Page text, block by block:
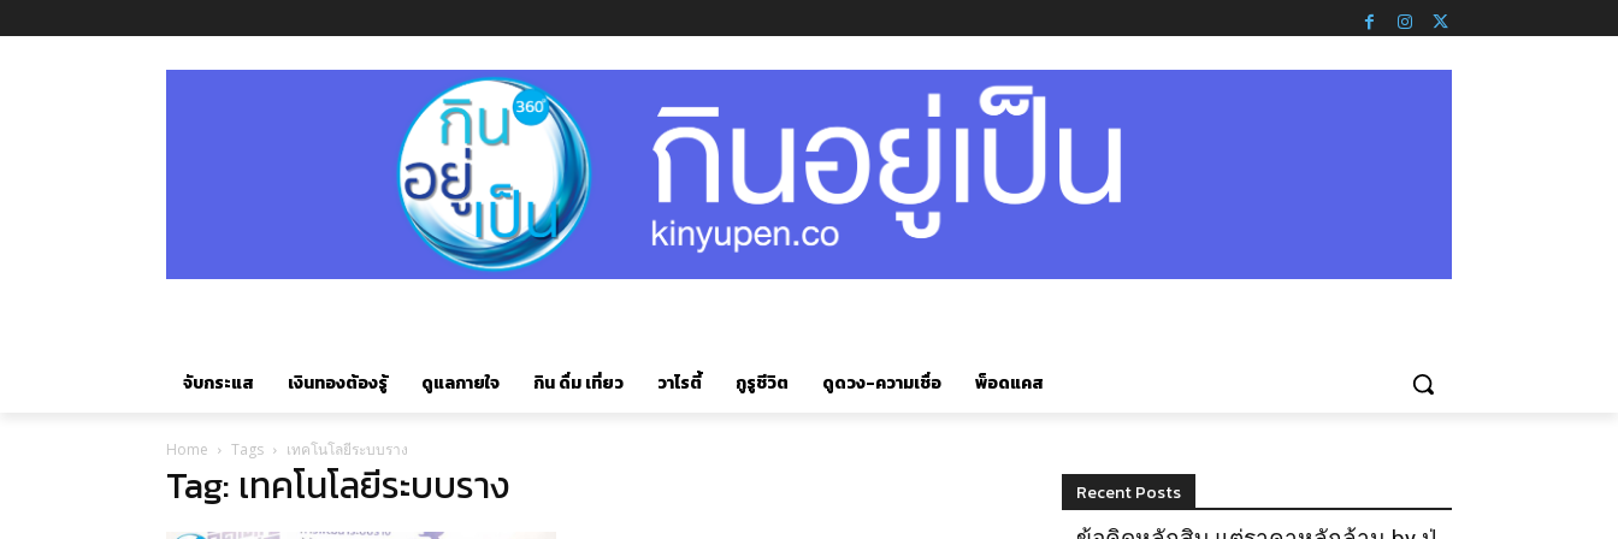
จับกระแส เงินทองต้องรู้ ดูแลกายใจ กิน ดื่ม เที่ยว วาไรตี้ กูรูชีวิต ดูดวง-ความเชื่อ พ็อดแคส
Home Tags เทคโนโลยีระบบราง
Tag: เทคโนโลยีระบบราง Recent Posts